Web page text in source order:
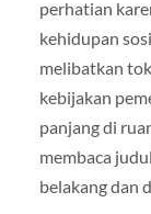
perhatian
kehidupan
melibatkan
kebijakan
panjang di
membaca
belakang dan